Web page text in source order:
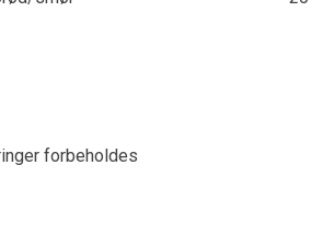
forbeholdes​